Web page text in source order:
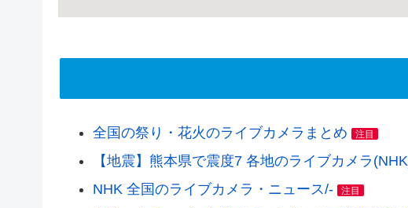
全国の祭り・花火のライブカメラまとめ 注目
【地震】熊本県で震度7 各地のライブカメラ
NHK 全国のライブカメラ・ニュース/- 注目